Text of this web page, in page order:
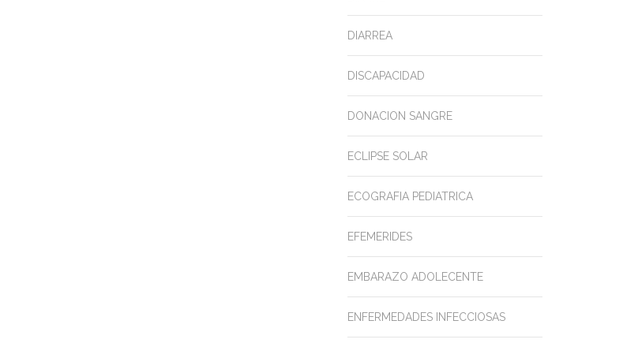
DIARREA
DISCAPACIDAD
DONACION SANGRE
ECLIPSE SOLAR
ECOGRAFIA PEDIATRICA
EFEMERIDES
EMBARAZO ADOLECENTE
ENFERMEDADES INFECCIOSAS